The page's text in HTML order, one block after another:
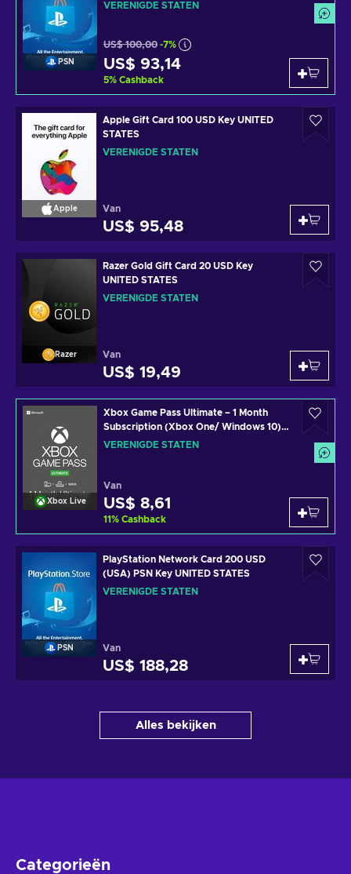
PSN
VERENIGDE STATEN
US$ 100,00 -7%
US$ 93,14
5% Cashback
Apple
Apple Gift Card 100 USD Key UNITED
STATES
VERENIGDE STATEN
Van
US$ 95,48
Razer
Razer Gold Gift Card 20 USD Key
UNITED STATES
VERENIGDE STATEN
Van
US$ 19,49
Xbox Live
Xbox Game Pass Ultimate – 1 Month
Subscription (Xbox One/ Windows 10)
non-stackable Xbox Live Key UNITED
VERENIGDE STATEN
Van
US$ 8,61
11% Cashback
PSN
PlayStation Network Card 200 USD
(USA) PSN Key UNITED STATES
VERENIGDE STATEN
Van
US$ 188,28
Alles bekijken
Categorieën